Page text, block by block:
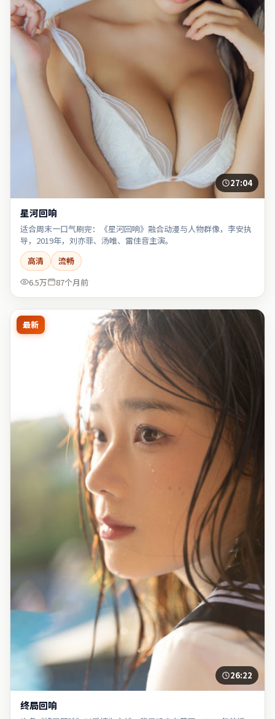
27:04
星河回响
适合周末一口气刷完：《星河回响》融合动漫与人物群像，李安执
导，2019年，刘亦菲、汤唯、雷佳音主演。
高清
流畅
6.5万
87个月前
最新
26:22
终局回响